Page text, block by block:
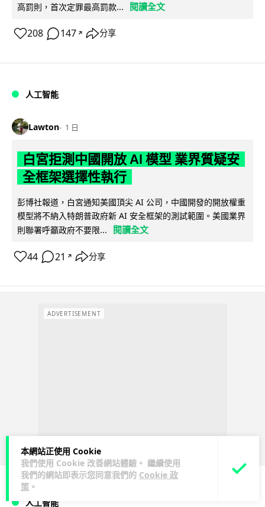
本網站正使用 Cookie
我們使用 Cookie 改善網站體驗。 繼續使用
我們的網站即表示您同意我們的 Cookie 政
策 。
高罰則，首次定罪最高罰款...
閱讀全文
208 147 ↗ 分享
人工智能
Lawton 1 日
白宮拒測中國開放 AI 模型 業界質疑安
全框架選擇性執行
彭博社報道，白宮通知美國頂尖 AI 公司，中國開發的開放權重
模型將不納入特朗普政府新 AI 安全框架的測試範圍。美國業界
則聯署呼籲政府不要限...
閱讀全文
44 21 ↗ 分享
ADVERTISEMENT
人工智能